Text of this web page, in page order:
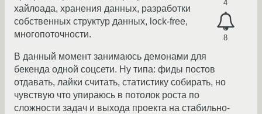
4
8
хайлоада, хранения данных, разработки
собственных структур данных, lock-free,
многопоточности.
В данный момент занимаюсь демонами для
бекенда одной соцсети. Ну типа: фиды постов
отдавать, лайки считать, статистику собирать, но
чувствую что упираюсь в потолок роста по
сложности задач и выхода проекта на стабильно-